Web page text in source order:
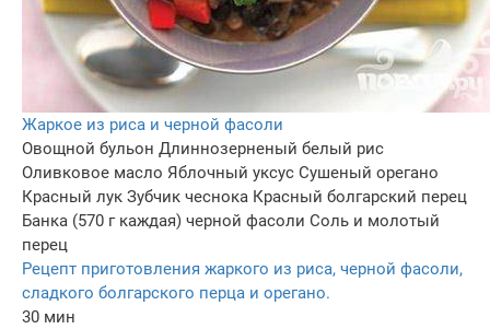
Жаркое из риса и черной фасоли
Овощной бульон Длиннозерненый белый рис
Оливковое масло Яблочный уксус Сушеный орегано
Красный лук Зубчик чеснока Красный болгарский перец
Банка (570 г каждая) черной фасоли Соль и молотый
перец
Рецепт приготовления жаркого из риса, черной фасоли,
сладкого болгарского перца и орегано.
30 мин